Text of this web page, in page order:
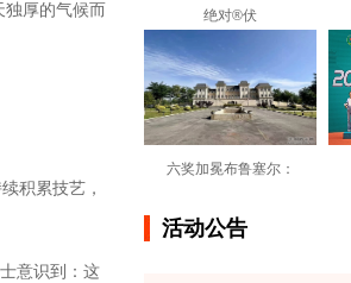
厚的气候而
积累技艺，
意识到：这
绝对®伏
六奖加冕布鲁塞尔：
活动公告